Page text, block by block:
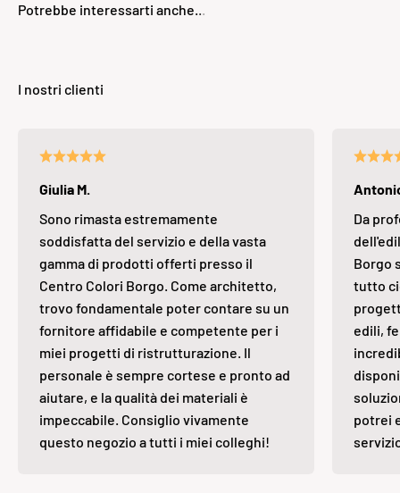
Giulia M.
Sono rimasta estremamente
soddisfatta del servizio e della vasta
gamma di prodotti offerti presso il
Centro Colori Borgo. Come architetto,
trovo fondamentale poter contare su un
fornitore affidabile e competente per i
miei progetti di ristrutturazione. Il
personale è sempre cortese e pronto ad
aiutare, e la qualità dei materiali è
impeccabile. Consiglio vivamente
questo negozio a tutti i miei colleghi!
Da
Borgo
tutto
edili,
potrei